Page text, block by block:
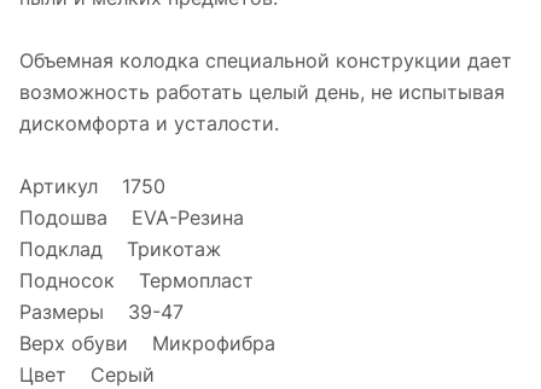
Объемная колодка специальной конструкции дает
возможность работать целый день, не испытывая
дискомфорта и усталости.
Артикул 1750
Подошва EVA-Резина
Подклад Трикотаж
Подносок Термопласт
Размеры 39-47
Верх обуви Микрофибра
Цвет Серый